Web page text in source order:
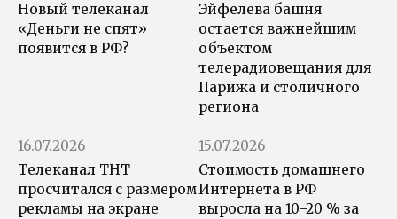
Новый телеканал
«Деньги не спят»
появится в РФ?
Эйфелева башня
остается важнейшим
объектом
телерадиовещания для
Парижа и столичного
региона
16.07.2026
Телеканал ТНТ
просчитался с размером
рекламы на экране
15.07.2026
Стоимость домашнего
Интернета в РФ
выросла на 10–20 % за